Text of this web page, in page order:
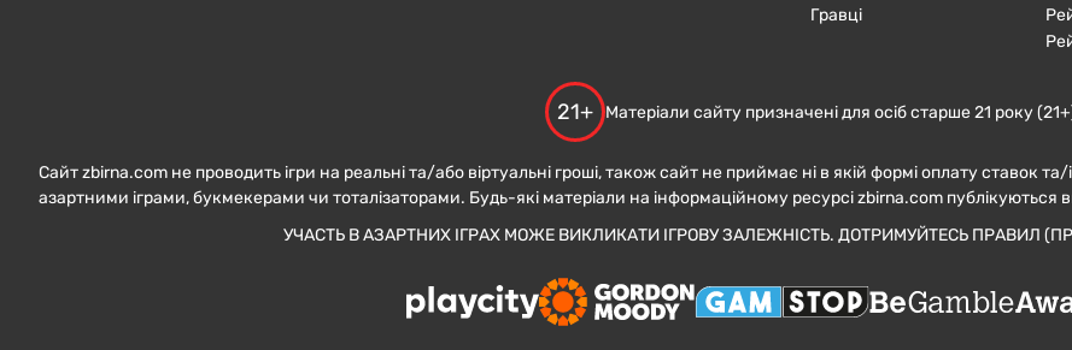
Гравці
21+ Матеріали сайту призначені для осіб старше 21 року
Сайт zbirna.com не проводить ігри на реальні та/або віртуальні гроші, також сайт не приймає ні в якій формі оплату ставок
азартними іграми, букмекерами чи тоталізаторами. Будь-які матеріали на інформаційному ресурсі zbirna.com публікуються
УЧАСТЬ В АЗАРТНИХ ІГРАХ МОЖЕ ВИКЛИКАТИ ІГРОВУ ЗАЛЕЖНІСТЬ. ДОТРИМУЙТЕСЬ ПРАВИЛ